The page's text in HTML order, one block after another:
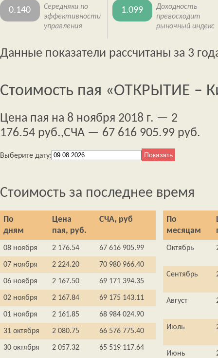
0.140
Середняки по
эффективности
управления
1.099
Доходность
превосходит
рыночный индекс
Данные показатели рассчитаны за 3
Стоимость пая «ОТКРЫТИЕ –
Цена пая на 8 ноября 2018 г. — 2
176.54 руб.,СЧА — 67 616 905.99 руб.
Выберите дату:
Стоимость за последнее время
По
дням
Цена
пая, руб.
СЧА, руб
08 ноября 2 176.54 67 616 905.99
07 ноября 2 224.20 70 980 966.40
06 ноября 2 167.50 69 171 394.35
02 ноября 2 167.84 69 175 143.11
01 ноября 2 161.85 68 984 024.90
31 октября 2 080.75 66 576 775.40
30 октября 2 057.32 65 519 117.64
По
месяцам
Октябрь
Сентябрь
Август
Июль
Июнь